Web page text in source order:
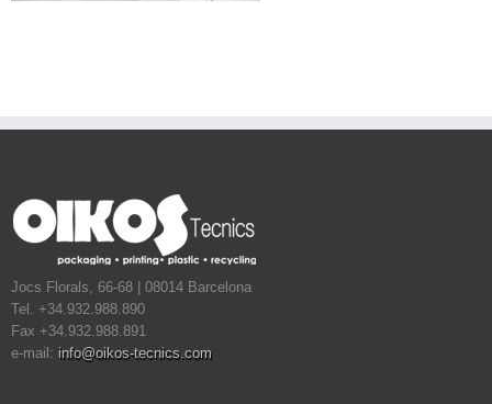
Jocs Florals, 66-68 | 08014 Barcelona
Tel. +34.932.988.890
Fax +34.932.988.891
e-mail: info@oikos-tecnics.com